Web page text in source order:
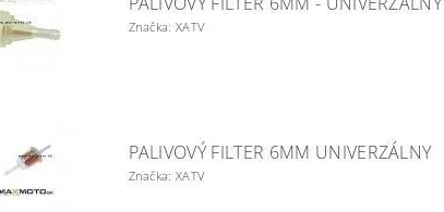
Značka: XATV
PALIVOVÝ FILTER 6MM UNIVERZÁLNY
Značka: XATV